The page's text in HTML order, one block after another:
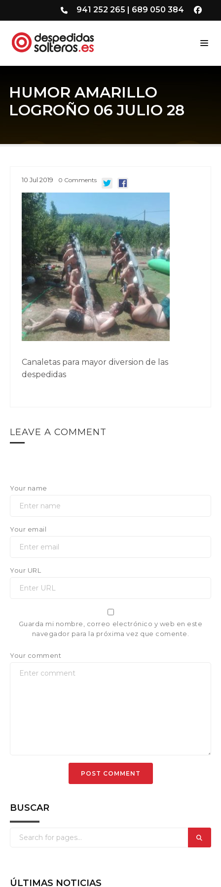
941 252 265 | 689 050 384
HUMOR AMARILLO
LOGROÑO 06 JULIO 28
10 Jul 2019 0 Comments
Canaletas para mayor diversion de las
despedidas
LEAVE A COMMENT
Your name
Your email
Your URL
Guarda mi nombre, correo electrónico y web en este
navegador para la próxima vez que comente.
Your comment
BUSCAR
ÚLTIMAS NOTICIAS